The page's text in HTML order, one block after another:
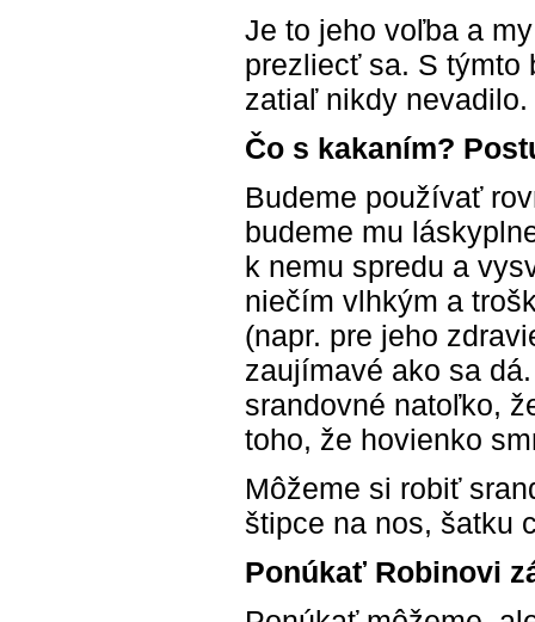
Je to jeho voľba a
prezliecť sa. S týmto
zatiaľ nikdy nevadilo.
Čo s kakaním?
Budeme používať
budeme mu
k nemu spredu a
niečím vlhkým a
(napr. pre jeho
zaujímavé ako sa
srandovné natoľko,
toho, že hovienko
Môžeme si robiť
štipce na nos, šatku
Ponúkať Robinovi